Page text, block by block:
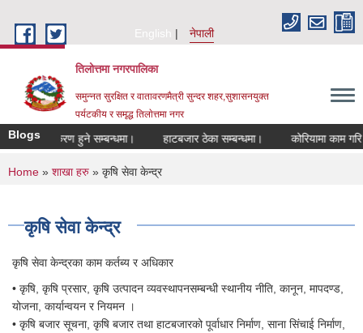
English
नेपाली
तिलोत्तमा नगरपालिका
समुन्नत सुरक्षित र वातावरणमैत्री सुन्दर शहर,सुशासनयुक्त
पर्यटकीय र समृद्ध तिलाेत्तमा नगर
Blogs
सूचीकरण हुने सम्बन्धमा। हाटबजार ठेका सम्बन्धमा। कोरियामा काम गरि
You are here
Home » शाखा हरु » कृषि सेवा केन्द्र
कृषि सेवा केन्द्र
कृषि सेवा केन्द्रका काम कर्तब्य र अधिकार
• कृषि, कृषि प्रसार, कृषि उत्पादन व्यवस्थापनसम्बन्धी स्थानीय नीति, कानून, मापदण्ड,
योजना, कार्यान्वयन र नियमन ।
• कृषि बजार सूचना, कृषि बजार तथा हाटबजारको पूर्वाधार निर्माण, साना सिंचाई निर्माण,